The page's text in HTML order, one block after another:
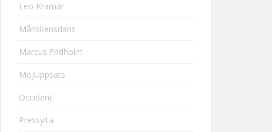
Leo Kramár
Månskensdans
Marcus Fridholm
MojUppsats
Occident
Pressylta